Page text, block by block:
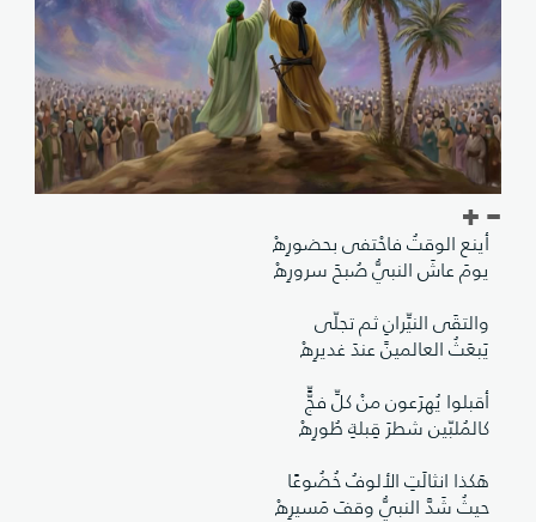
أينع الوقتُ فاحْتفى بحضورِهْ
يومَ عاشَ النبيُّ صُبحَ سرورِهْ
والتقَى النيِّرانِ ثم تجلّى
يَبعَثُ العالمينََ عندَ غديرِهْ
أقبلوا يُهرَعون منْ كلِّ فجٍّّ
كالمُلبّين شطرَ قِبلةِ طُورِهْ
هَكذا انثالَتِ الألوفُ خُضُوعًا
حيثُ شَدَّ النبيُّ وقفَ مَسيرِهْ